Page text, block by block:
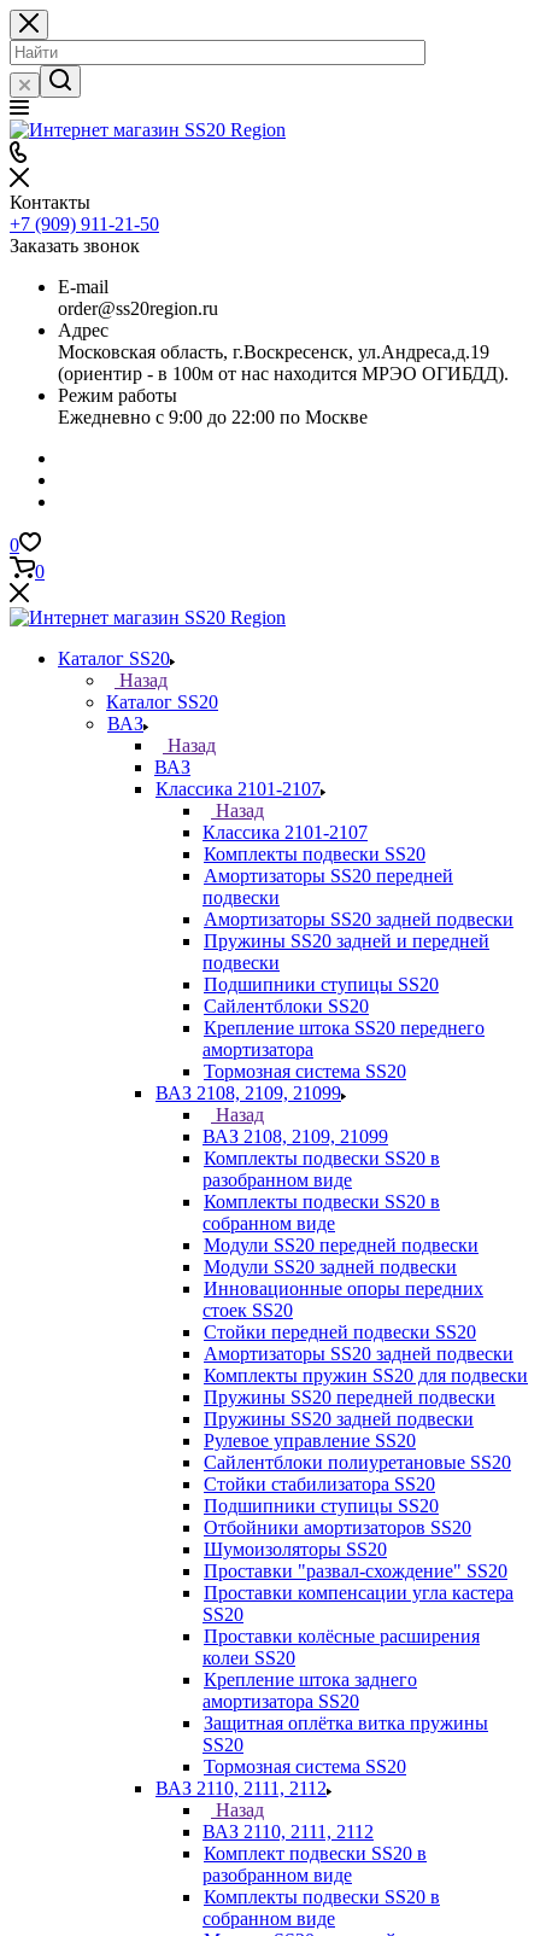
Контакты
+7 (909) 911-21-50
Заказать звонок
E-mail
order@ss20region.ru
Адрес
Московская область, г.Воскресенск, ул.Андреса,д.19
(ориентир - в 100м от нас находится МРЭО ОГИБДД).
Режим работы
Ежедневно с 9:00 до 22:00 по Москве
0
0
Каталог SS20
Назад
Каталог SS20
ВАЗ
Назад
ВАЗ
Классика 2101-2107
Назад
Классика 2101-2107
Комплекты подвески SS20
Амортизаторы SS20 передней
подвески
Амортизаторы SS20 задней подвески
Пружины SS20 задней и передней
подвески
Подшипники ступицы SS20
Сайлентблоки SS20
Крепление штока SS20 переднего
амортизатора
Тормозная система SS20
ВАЗ 2108, 2109, 21099
Назад
ВАЗ 2108, 2109, 21099
Комплекты подвески SS20 в
разобранном виде
Комплекты подвески SS20 в
собранном виде
Модули SS20 передней подвески
Модули SS20 задней подвески
Инновационные опоры передних
стоек SS20
Стойки передней подвески SS20
Амортизаторы SS20 задней подвески
Комплекты пружин SS20 для подвески
Пружины SS20 передней подвески
Пружины SS20 задней подвески
Рулевое управление SS20
Сайлентблоки полиуретановые SS20
Стойки стабилизатора SS20
Подшипники ступицы SS20
Отбойники амортизаторов SS20
Шумоизоляторы SS20
Проставки "развал-схождение" SS20
Проставки компенсации угла кастера
SS20
Проставки колёсные расширения
колеи SS20
Крепление штока заднего
амортизатора SS20
Защитная оплётка витка пружины
SS20
Тормозная система SS20
ВАЗ 2110, 2111, 2112
Назад
ВАЗ 2110, 2111, 2112
Комплект подвески SS20 в
разобранном виде
Комплекты подвески SS20 в
собранном виде